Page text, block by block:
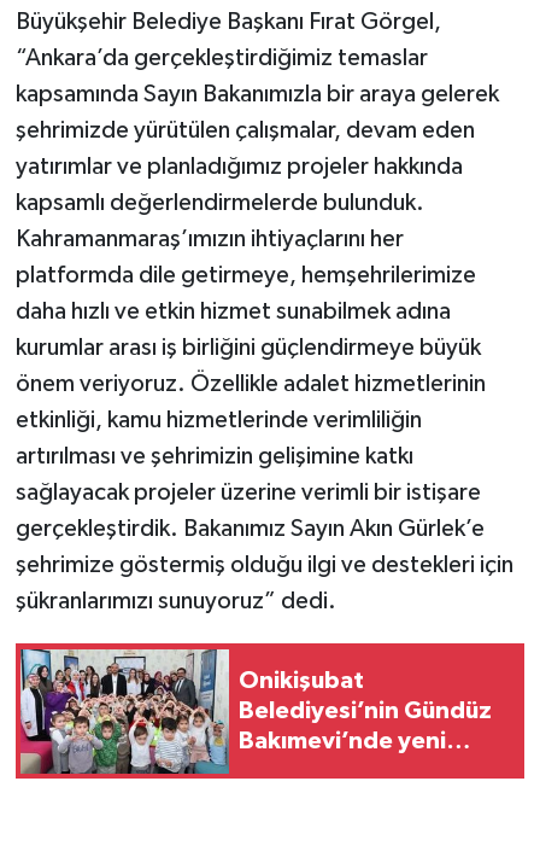
Büyükşehir Belediye Başkanı Fırat Görgel,
“Ankara’da gerçekleştirdiğimiz temaslar
kapsamında Sayın Bakanımızla bir araya gelerek
şehrimizde yürütülen çalışmalar, devam eden
yatırımlar ve planladığımız projeler hakkında
kapsamlı değerlendirmelerde bulunduk.
Kahramanmaraş’ımızın ihtiyaçlarını her
platformda dile getirmeye, hemşehrilerimize
daha hızlı ve etkin hizmet sunabilmek adına
kurumlar arası iş birliğini güçlendirmeye büyük
önem veriyoruz. Özellikle adalet hizmetlerinin
etkinliği, kamu hizmetlerinde verimliliğin
artırılması ve şehrimizin gelişimine katkı
sağlayacak projeler üzerine verimli bir istişare
gerçekleştirdik. Bakanımız Sayın Akın Gürlek’e
şehrimize göstermiş olduğu ilgi ve destekleri için
şükranlarımızı sunuyoruz” dedi.
Onikişubat
Belediyesi’nin Gündüz
Bakımevi’nde yeni